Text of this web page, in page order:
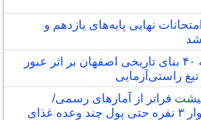
نهایی پایه‌های یازدهم و
شد
ادعای آسیب به ۴۰ بنای تاریخی اصفهان بر اثر عبور
فراتر از آمارهای رسمی/
کالابرگ یک خانوار ۳ نفره حتی پول چند وعده غذای